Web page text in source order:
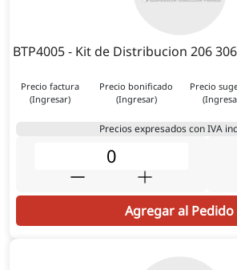
BTP4005 - Kit de Distribucion 206 306
Precio factura
(Ingresar)
Precio bonificado
(Ingresar)
Precio
Precios expresados con IVA
Agregar al Pedido